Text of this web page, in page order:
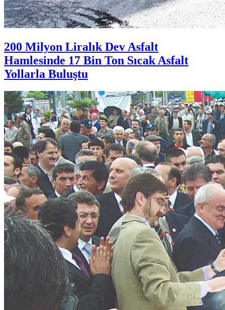
200 Milyon Liralık Dev Asfalt
Hamlesinde 17 Bin Ton Sıcak Asfalt
Yollarla Buluştu